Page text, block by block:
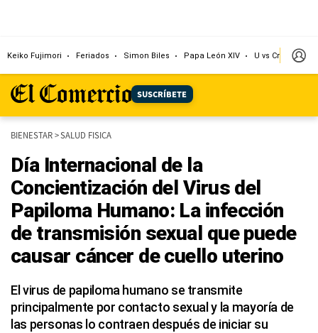
SUSCRÍBETE
Keiko Fujimori Feriados Simon Biles Papa León XIV U vs Cristal
BIENESTAR>SALUD FISICA
Día Internacional de la
Concientización del Virus del
Papiloma Humano: La infección
de transmisión sexual que puede
causar cáncer de cuello uterino
El virus de papiloma humano se transmite
principalmente por contacto sexual y la mayoría de
las personas lo contraen después de iniciar su